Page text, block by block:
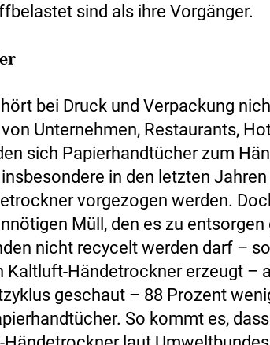
sind als ihre Vorgänger.
bei Druck und Verpackung
Unternehmen, Restaurants,
sich Papierhandtücher zum
in den letzten Jahren
vorgezogen werden.
Müll, den es zu entsorgen
nicht recycelt werden darf –
Kaltluft-Händetrockner erzeugt –
geschaut – 88 Prozent
So kommt es,